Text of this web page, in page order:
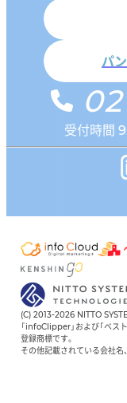
パ
受付時間
(C) 2013-2026 NITTO
「infoClipper」および「ベス
登録商標です。
その他記載されている会社名